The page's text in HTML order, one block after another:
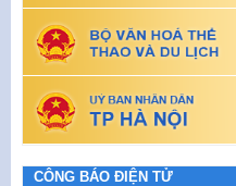
CÔNG BÁO ĐIỆN TỬ